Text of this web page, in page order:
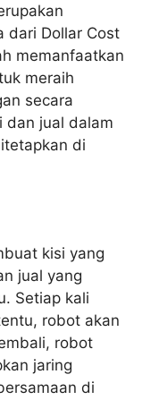
dari Dollar Cost
memanfaatkan
meraih
secara
dan jual dalam
di
kisi yang
jual yang
Setiap kali
robot akan
robot
jaring
di